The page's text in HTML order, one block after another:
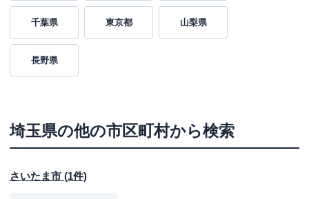
千葉県 東京都 山梨県
長野県
埼玉県の他の市区町村から検索
さいたま市 (1件)